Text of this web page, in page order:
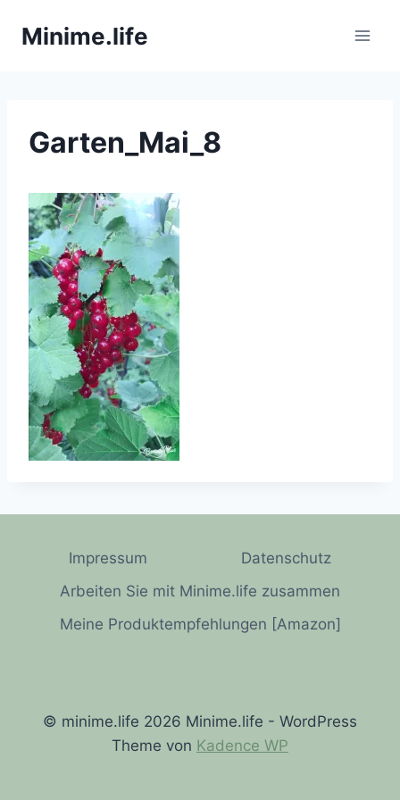
InhaltMinime.life
Garten_Mai_8
Impressum
Datenschutz
Arbeiten Sie mit Minime.life zusammen
Meine Produktempfehlungen [Amazon]
© minime.life 2026 Minime.life - WordPress
Theme von Kadence WP